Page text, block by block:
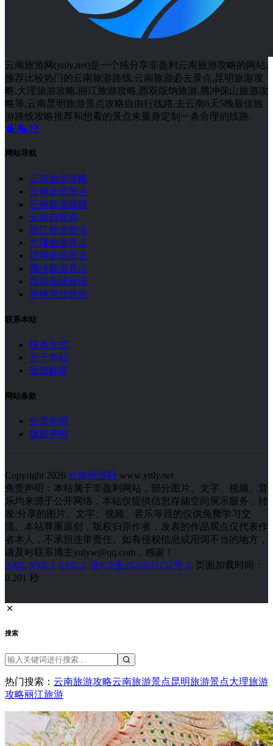
云南旅游网(ynly.net)是一个纯分享非盈利云南旅游攻略的网站;
推荐比较热门的云南旅游路线,云南旅游必去景点,昆明旅游攻
略,大理旅游攻略,丽江旅游攻略,西双版纳旅游,腾冲保山旅游攻
略等,云南昆明旅游景点攻略自由行线路,去云南6天5晚最佳旅
游路线攻略推荐和想看的景点来量身定制一条合理的线路.
网站导航
云南旅游攻略
云南旅游景点
云南旅游线路
云南自驾游
丽江旅游景点
大理旅游景点
昆明旅游景点
腾冲旅游景点
西双版纳旅游
香格里拉旅游
联系本站
联系方式
关于本站
旅游标签
网站条款
免责声明
版权声明
Copyright 2026 云南旅游网 www.ynly.net
免责声明：本站属于非盈利网站，部分图片、文字、视频、音
乐均来源于公开网络，本站仅提供信息存储空间展示服务，转
发/分享的图片、文字、视频、音乐等目的仅供免费学习交
流。本站尊重原创，版权归原作者，发表的作品观点仅代表作
者本人，不承担连带责任。如有侵权信息或用词不当的地方，
请及时联系博主ynlyw@qq.com，感谢！
XML XML1 XML2. 滇ICP备2024035152号-2. 页面加载时间：
0.201 秒
搜索
热门搜索： 云南旅游攻略云南旅游景点昆明旅游景点大理旅游
攻略丽江旅游